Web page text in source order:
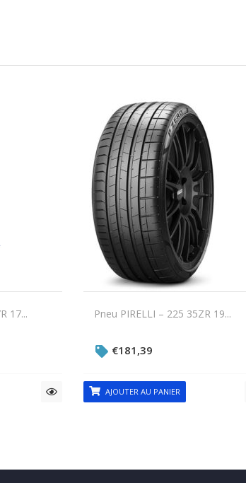
17... Pneu PIRELLI – 225 35ZR 19...
€181,39
AJOUTER AU PANIER